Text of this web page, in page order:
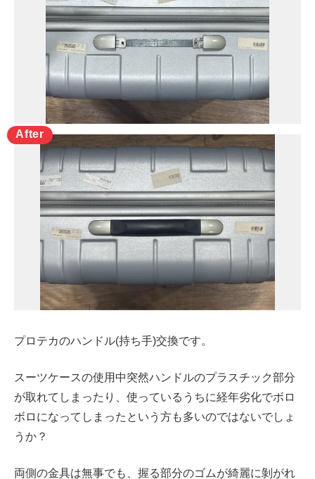
プロテカのハンドル(持ち手)交換です。
スーツケースの使用中突然ハンドルのプラスチック部分
が取れてしまったり、使っているうちに経年劣化でボロ
ボロになってしまったという方も多いのではないでしょ
うか？
両側の金具は無事でも、握る部分のゴムが綺麗に剝がれ